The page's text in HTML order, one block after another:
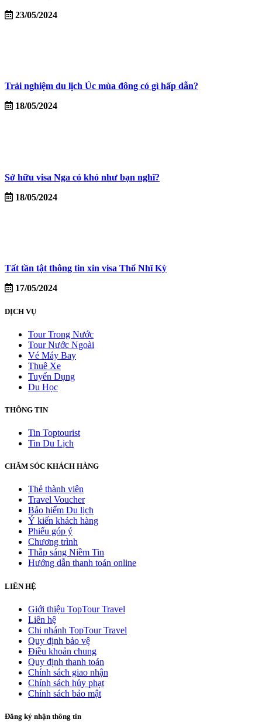
23/05/2024
Trải nghiệm du lịch Úc mùa đông có gì hấp dẫn?
18/05/2024
Sở hữu visa Nga có khó như bạn nghĩ?
18/05/2024
Tất tần tật thông tin xin visa Thổ Nhĩ Kỳ
17/05/2024
DỊCH VỤ
Tour Trong Nước
Tour Nước Ngoài
Vé Máy Bay
Thuê Xe
Tuyển Dụng
Du Học
THÔNG TIN
Tin Toptourist
Tin Du Lịch
CHĂM SÓC KHÁCH HÀNG
Thẻ thành viên
Travel Voucher
Bảo hiểm Du lịch
Ý kiến khách hàng
Phiếu góp ý
Chương trình
Thắp sáng Niềm Tin
Hướng dẫn thanh toán online
LIÊN HỆ
Giới thiệu TopTour Travel
Liên hệ
Chi nhánh TopTour Travel
Quy định bảo vệ
Điều khoản chung
Quy định thanh toán
Chính sách giao nhận
Chính sách hủy phạt
Chính sách bảo mật
Đăng ký nhận thông tin